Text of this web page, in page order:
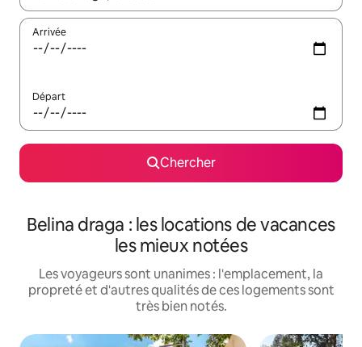
Arrivée
Départ
Chercher
Belina draga : les locations de vacances
les mieux notées
Les voyageurs sont unanimes : l'emplacement, la
propreté et d'autres qualités de ces logements sont
très bien notés.